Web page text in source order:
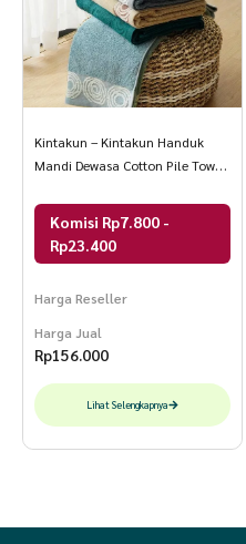
Kintakun – Kintakun Handuk
Mandi Dewasa Cotton Pile Towel
Komisi Rp7.800 -
Rp23.400
Harga Reseller
Harga Jual
Rp156.000
Lihat Selengkapnya